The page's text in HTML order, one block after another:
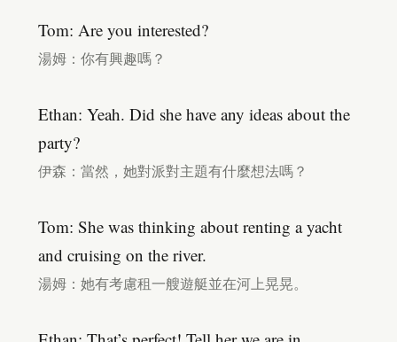
Tom: Are you interested?
湯姆：你有興趣嗎？
Ethan: Yeah. Did she have any ideas about the
party?
伊森：當然，她對派對主題有什麼想法嗎？
Tom: She was thinking about renting a yacht
and cruising on the river.
湯姆：她有考慮租一艘遊艇並在河上晃晃。